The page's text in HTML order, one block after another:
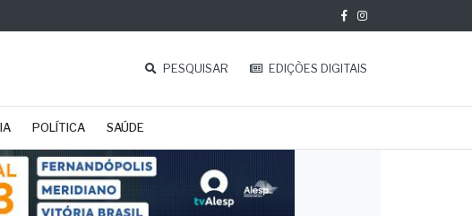
PESQUISAR EDIÇÕES DIGITAIS
POLÍTICA SAÚDE